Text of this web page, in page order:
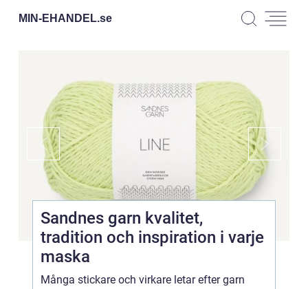
MIN-EHANDEL.se
Sandnes garn kvalitet,
tradition och inspiration i varje
maska
Många stickare och virkare letar efter garn